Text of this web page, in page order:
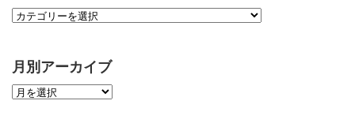
月別アーカイブ